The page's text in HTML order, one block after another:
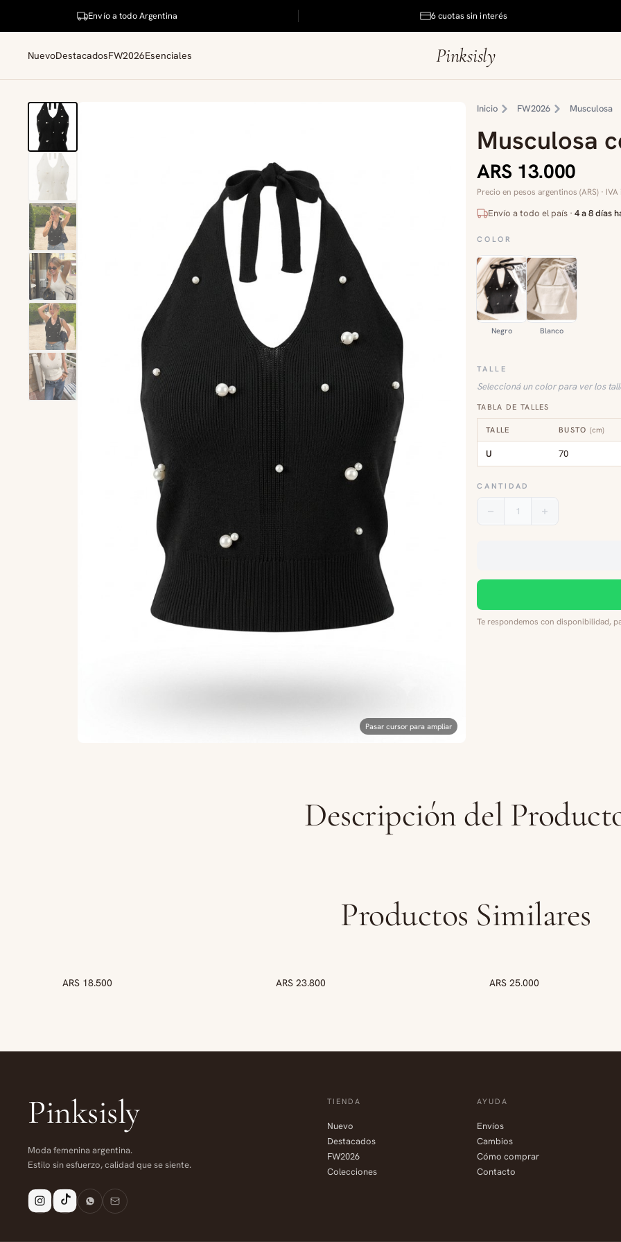
Envío a todo Argentina 6 cuotas sin interés
NuevoDestacadosFW2026Esenciales Pinksisly
Pasar cursor para ampliar
Inicio FW2026 Musculosa
Musculosa
ARS 13.000
Precio en pesos argentinos (ARS) ·
Envío a todo el país · 4 a 8 días
COLOR
Negro Blanco
TALLE
Seleccioná un color para ver los
TABLA DE TALLES
TALLE BUSTO (cm)
U 70
CANTIDAD
1
Te respondemos con disponibilidad,
Descripción del
Productos Similares
ARS 18.500 NUEVO
ARS 23.800 NUEVO
ARS 25.000
Pinksisly
Moda femenina argentina.
Estilo sin esfuerzo, calidad que se siente.
TIENDA
Nuevo
Destacados
FW2026
Colecciones
AYUDA
Envíos
Cambios
Cómo comprar
Contacto